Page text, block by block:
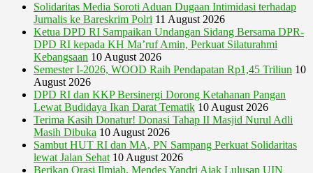
Solidaritas Media Soroti Aduan Dugaan Intimidasi terhadap
Jurnalis ke Bareskrim Polri 11 August 2026
Ketua DPD RI Sampaikan Undangan Sidang Bersama DPR-
DPD RI kepada KH Ma’ruf Amin, Perkuat Silaturahmi
Kebangsaan 10 August 2026
Semester I-2026, WOOD Raih Pendapatan Rp1,45 Triliun 10
August 2026
DPD RI dan KKP Bersinergi Dorong Ketahanan Pangan
Lewat Budidaya Ikan Darat Tematik 10 August 2026
Terima Kasih Donatur! Donasi Tahap II Masjid Nurul Adli
Masih Dibuka 10 August 2026
Sambut HUT RI dan MA, PN Sampang Perkuat Solidaritas
lewat Jalan Sehat 10 August 2026
Berikan Orasi Ilmiah, Mendes Yandri Ajak Lulusan UIN